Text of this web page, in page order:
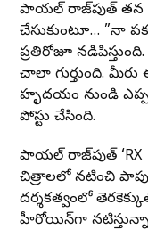
పాయ‌ల్ రాజ్‌పుత్ త‌న
చేసుకుంటూ… ”నా
ప్రతిరోజూ
చాలా గుర్తుంది.
హృదయం నుండి
పోస్టు చేసింది.
పాయల్ రాజ్‌పుత్ ‘RX
చిత్రాలలో నటించి
దర్శకత్వంలో
హీరోయిన్‌గా